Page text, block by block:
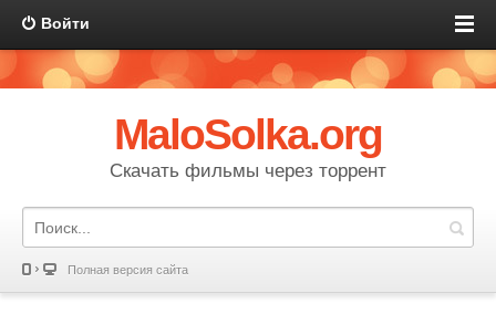
Войти
MaloSolka.org
Скачать фильмы через торрент
Полная версия сайта